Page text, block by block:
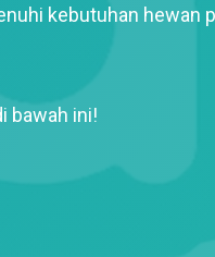
kebutuhan hewan
bawah ini!